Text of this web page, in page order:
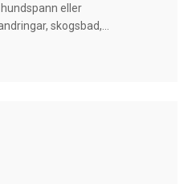
eller
skogsbad,...